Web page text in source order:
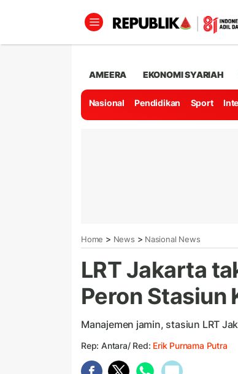
AMEERA EKONOMI SYARIAH
Nasional Pendidikan Sport
Home > News > Nasional News
LRT Jakarta
Peron Stasiun
Manajemen jamin, stasiun LRT
Rep: Antara/ Red: Erik Purnama Putra